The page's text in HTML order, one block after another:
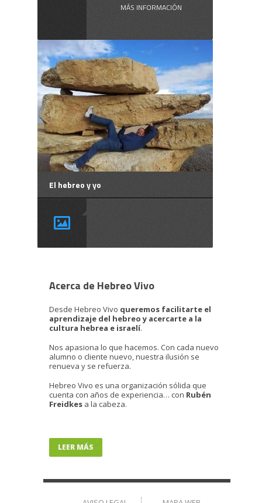
MÁS INFORMACIÓN
El hebreo y yo
Acerca de Hebreo Vivo
Desde Hebreo Vivo queremos facilitarte el
aprendizaje del hebreo y acercarte a la
cultura hebrea e israelí.
Nos apasiona lo que hacemos. Con cada nuevo
alumno o cliente nuevo, nuestra ilusión se
renueva y se refuerza.
Hebreo Vivo es una organización sólida que
cuenta con años de experiencia… con Rubén
Freidkes a la cabeza.
LEER MÁS